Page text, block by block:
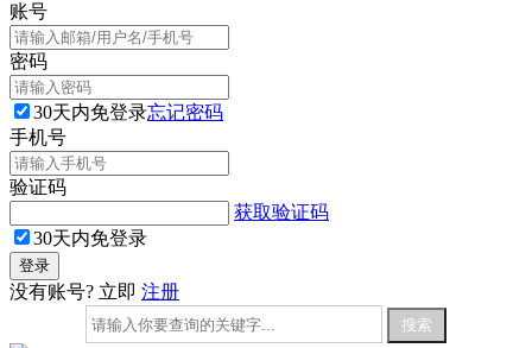
账号
密码
30天内免登录忘记密码
手机号
验证码
获取验证码
30天内免登录
没有账号? 立即 注册